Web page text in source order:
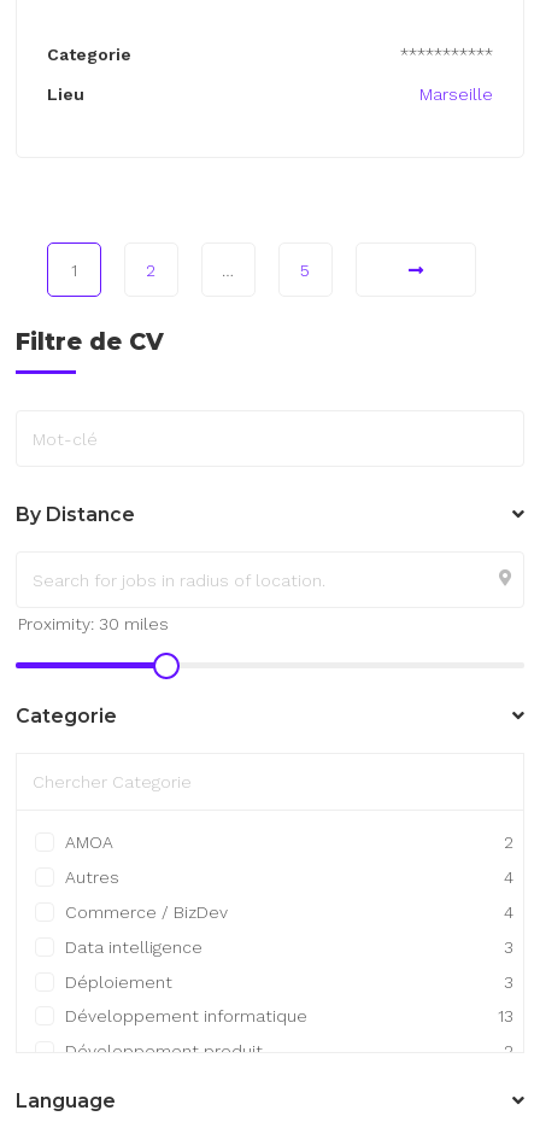
Categorie ***********
Lieu Marseille
1 2 5
Filtre de CV
By Distance
Categorie
AMOA
2
Autres
4
Commerce / BizDev
4
Data intelligence
3
Déploiement
3
Développement informatique
13
Développement produit
2
Language